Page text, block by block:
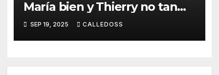
María bien y Thierry no tan
bien
SEP 19, 2025 CALLEDOSS